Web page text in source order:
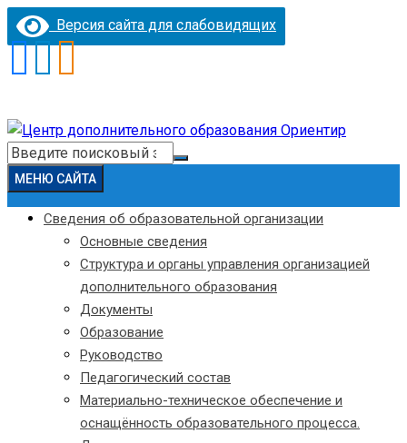
Версия сайта для слабовидящих
Перейти
к
содержимому
Искать:
МЕНЮ САЙТА
Сведения об образовательной организации
Основные сведения
Структура и органы управления организацией
дополнительного образования
Документы
Образование
Руководство
Педагогический состав
Материально-техническое обеспечение и
оснащённость образовательного процесса.